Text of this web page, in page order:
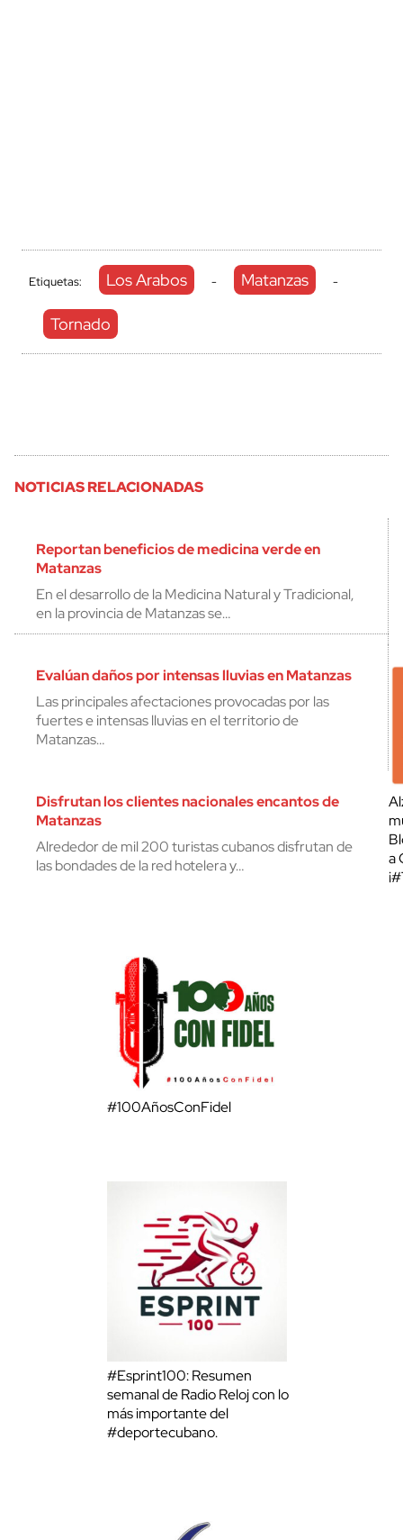
Etiquetas: Los Arabos - Matanzas -
Tornado
NOTICIAS RELACIONADAS
Reportan beneficios de medicina verde en
Matanzas
En el desarrollo de la Medicina Natural y Tradicional,
en la provincia de Matanzas se…
Evalúan daños por intensas lluvias en Matanzas
Las principales afectaciones provocadas por las
fuertes e intensas lluvias en el territorio de
Matanzas…
Disfrutan los clientes nacionales encantos de
Matanzas
Alrededor de mil 200 turistas cubanos disfrutan de
las bondades de la red hotelera y…
a
#100AñosConFidel
#Esprint100: Resumen
semanal de Radio Reloj con lo
más importante del
#deportecubano.